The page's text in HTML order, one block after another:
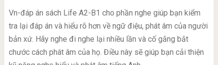
Vn-đáp án sách Life A2-B1 cho phần nghe giúp bạn kiểm
tra lại đáp án và hiểu rõ hơn về ngữ điệu, phát âm của người
bản xứ. Hãy nghe đi nghe lại nhiều lần và cố gắng bắt
chước cách phát âm của họ. Điều này sẽ giúp bạn cải thiện